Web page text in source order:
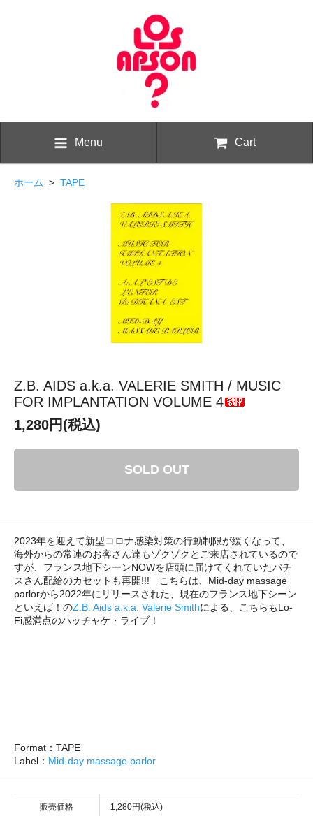
Menu Cart
ホーム > TAPE
Z.B. AIDS a.k.a. VALERIE SMITH / MUSIC
FOR IMPLANTATION VOLUME 4
1,280円(税込)
SOLD OUT
2023年を迎えて新型コロナ感染対策の行動制限が緩くなって、
海外からの常連のお客さん達もゾクゾクとご来店されているので
すが、フランス地下シーンNOWを店頭に届けてくれていたバチ
スさん配給のカセットも再開!!! こちらは、Mid-day massage
parlorから2022年にリリースされた、現在のフランス地下シーン
といえば！のZ.B. Aids a.k.a. Valerie Smithによる、こちらもLo-
Fi感満点のハッチャケ・ライブ！
Format：TAPE
Label： Mid-day massage parlor
販売価格 1,280円(税込)